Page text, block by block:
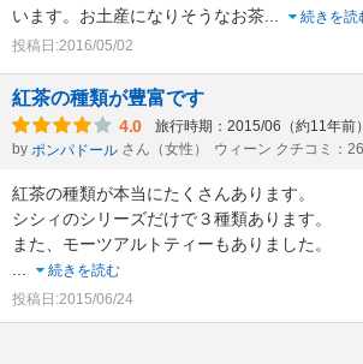
います。お土産になりそうなお茶...
続きを読
投稿日:2016/05/02
紅茶の種類が豊富です
4.0 旅行時期：2015/06（約11年前）
by ポンパドール さん（女性） ウィーン クチコミ：
紅茶の種類が本当にたくさんあります。
シシィのシリーズだけで３種類あります。
また、モーツアルトティーもありました。
...
続きを読む
投稿日:2015/06/24